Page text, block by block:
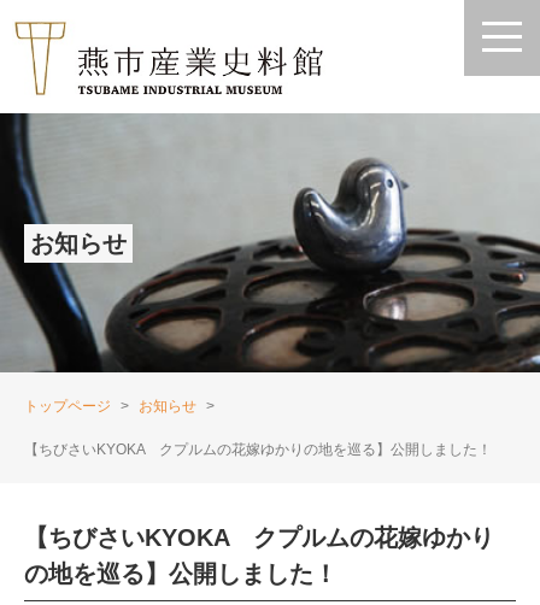
お知らせ
トップページ お知らせ
【ちびさいKYOKA クプルムの花嫁ゆかりの地を巡る】公開しました！
【ちびさいKYOKA クプルムの花嫁ゆかり
の地を巡る】公開しました！